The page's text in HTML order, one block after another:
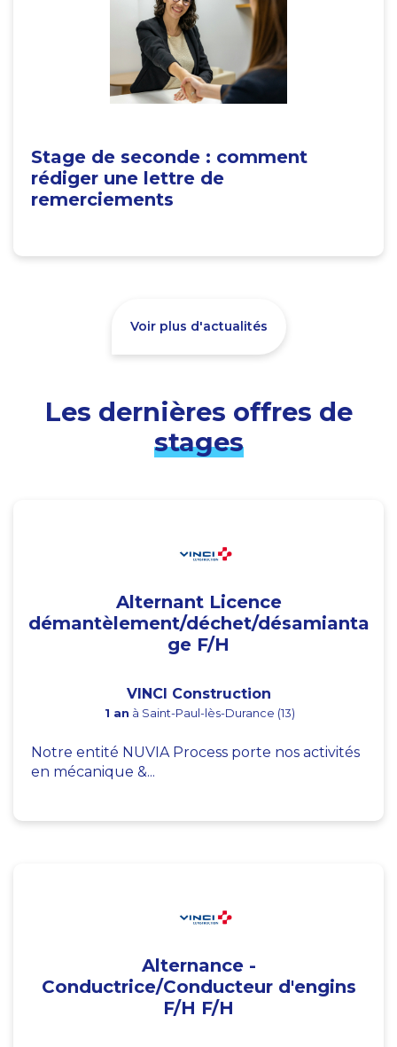
Stage de seconde : comment
rédiger une lettre de
remerciements
Voir plus d'actualités
Les dernières offres de
stages
Alternant Licence
démantèlement/déchet/désamianta
ge F/H
VINCI Construction
1 an à Saint-Paul-lès-Durance (13)
Notre entité NUVIA Process porte nos activités
en mécanique &...
Alternance -
Conductrice/Conducteur d'engins
F/H F/H